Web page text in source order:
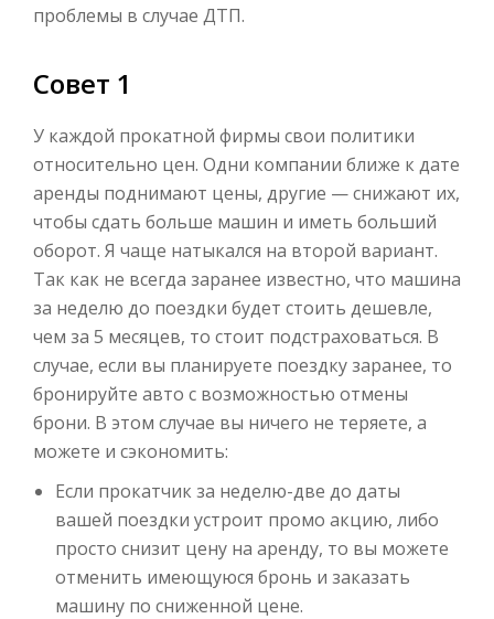
проблемы в случае ДТП.
Совет 1
У каждой прокатной фирмы свои политики
относительно цен. Одни компании ближе к дате
аренды поднимают цены, другие — снижают их,
чтобы сдать больше машин и иметь больший
оборот. Я чаще натыкался на второй вариант.
Так как не всегда заранее известно, что машина
за неделю до поездки будет стоить дешевле,
чем за 5 месяцев, то стоит подстраховаться. В
случае, если вы планируете поездку заранее, то
бронируйте авто с возможностью отмены
брони. В этом случае вы ничего не теряете, а
можете и сэкономить:
Если прокатчик за неделю-две до даты
вашей поездки устроит промо акцию, либо
просто снизит цену на аренду, то вы можете
отменить имеющуюся бронь и заказать
машину по сниженной цене.